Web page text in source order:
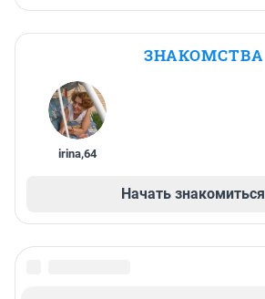
ЗНАКОМСТВА
irina,64
Начать знакомиться